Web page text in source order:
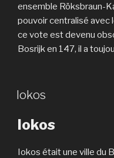
ensemble Röksbraun-
pouvoir centralisé avec
ce vote est devenu
Bosrijk en 147, il a
Iokos
Iokos
Iokos était une ville du